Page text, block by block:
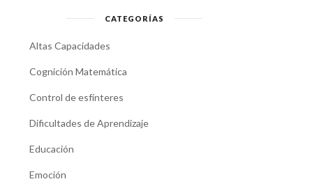
CATEGORÍAS
Altas Capacidades
Cognición Matemática
Control de esfínteres
Dificultades de Aprendizaje
Educación
Emoción